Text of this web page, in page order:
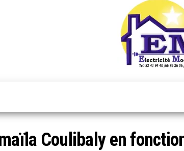
Coulibaly en